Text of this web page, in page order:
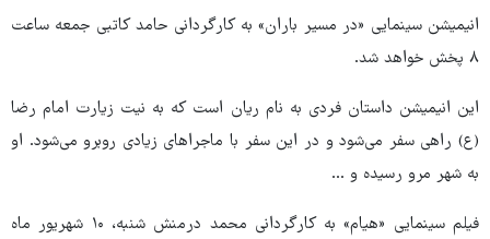
انیمیشن سینمایی «در مسیر باران» به کارگردانی حامد کاتبی جمعه ساعت
۸ پخش خواهد شد.
این انیمیشن داستان فردی به نام ریان است که به نیت زیارت امام رضا
(ع) راهی سفر می‌شود و در این سفر با ماجراهای زیادی روبرو می‌شود. او
به شهر مرو رسیده و ...
فیلم سینمایی «هیام» به کارگردانی محمد درمنش شنبه، ۱۰ شهریور ماه